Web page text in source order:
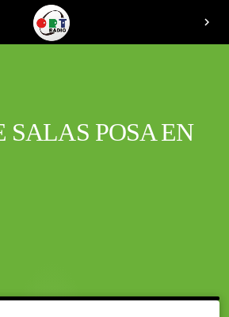
chevron_right
POSA EN